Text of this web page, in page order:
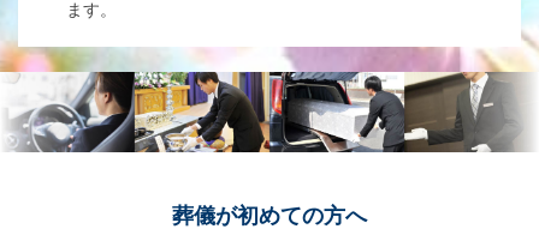
ます。
葬儀が初めての方へ